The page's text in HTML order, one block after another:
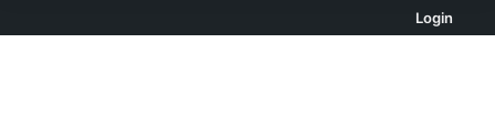
Login